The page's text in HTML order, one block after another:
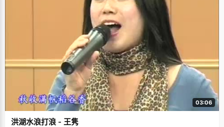
03:06
洪湖水浪打浪 - 王隽